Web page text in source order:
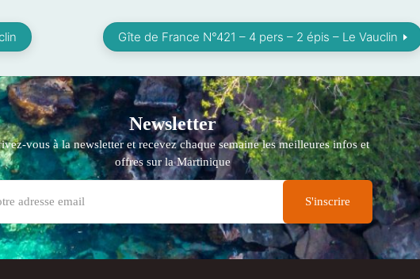
Gîte de France N°421 – 4 pers – 2 épis – Le Vauclin
Newsletter
vous à la newsletter et recevez chaque semaine les meilleures infos et
offres sur la Martinique